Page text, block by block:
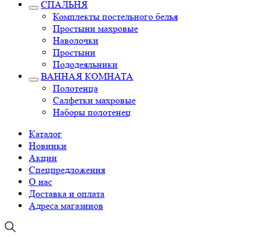
СПАЛЬНЯ
Комплекты постельного белья
Простыни махровые
Наволочки
Простыни
Пододеяльники
ВАННАЯ КОМНАТА
Полотенца
Салфетки махровые
Наборы полотенец
Каталог
Новинки
Акции
Спецпредложения
О нас
Доставка и оплата
Адреса магазинов